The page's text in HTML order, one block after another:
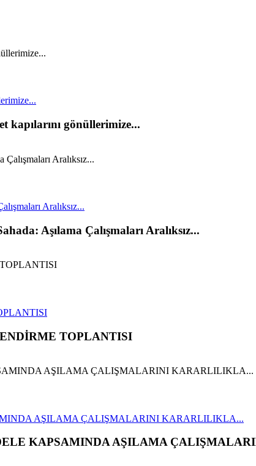
gönüllerimize...
Aralıksız...
Aşılama Çalışmaları Aralıksız...
TOPLANTISI
AŞILAMA ÇALIŞMALARINI KARARLILIKLA...
KAPSAMINDA AŞILAMA